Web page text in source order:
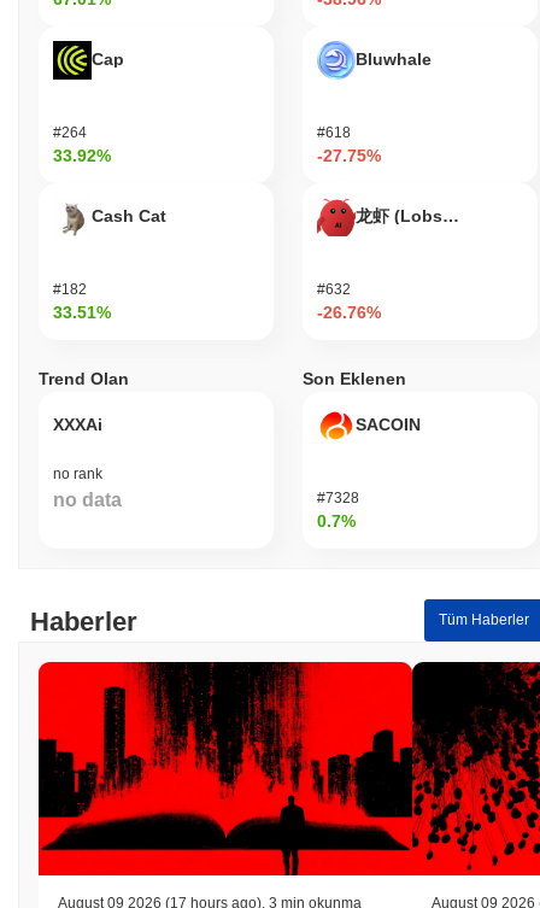
Metrikler ve Piyasa Görüşleri
Dirty Street Cats (DIRTY), centralized and decentralized kripto
para borsalarında yaygın olarak mevcuttur.
Dirty Street Cats'in güncel günlük işlem hacmi
nedir?
Dirty Street Cats'in fiyat aralığı geçmişi nedir?
Tüm Zamanların En Düşük Değeri (ATL):₺ 0.00
Dirty Street Cats şu anda ATH'sinin ~98.54%altında işlem
Dirty Street Cats, daha geniş kripto piyasasıyla
karşılaştırıldığında nasıl performans gösteriyor?
gösterdi. Bu, daha geniş piyasa momentumuna göre DIRTY'ün
fiyat hareketinde geçici bir gecikme gösterdiğini belirtir.
Cap
#264
33.92%
Cash Cat
#182
33.51%
Bluwhale
#618
-27.75%
龙虾 (Lobster)
#632
-26.76%
Trend Olan
XXXAi
no rank
no data
Son Eklenen
SACOIN
#7328
0.7%
Haberler Tüm Haberler
August 09 2026 (17 hours ago) 3 min okunma August 09 2026